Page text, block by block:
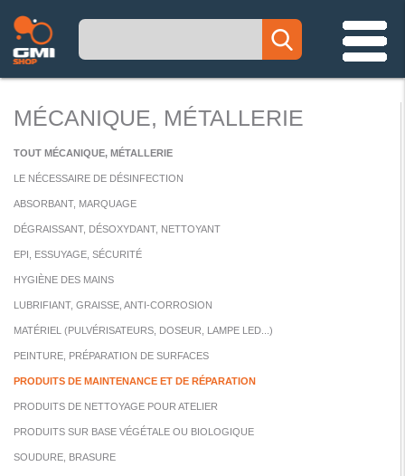
MÉCANIQUE, MÉTALLERIE
TOUT MÉCANIQUE, MÉTALLERIE
LE NÉCESSAIRE DE DÉSINFECTION
ABSORBANT, MARQUAGE
DÉGRAISSANT, DÉSOXYDANT, NETTOYANT
EPI, ESSUYAGE, SÉCURITÉ
HYGIÈNE DES MAINS
LUBRIFIANT, GRAISSE, ANTI-CORROSION
MATÉRIEL (PULVÉRISATEURS, DOSEUR, LAMPE LED...)
PEINTURE, PRÉPARATION DE SURFACES
PRODUITS DE MAINTENANCE ET DE RÉPARATION
PRODUITS DE NETTOYAGE POUR ATELIER
PRODUITS SUR BASE VÉGÉTALE OU BIOLOGIQUE
SOUDURE, BRASURE